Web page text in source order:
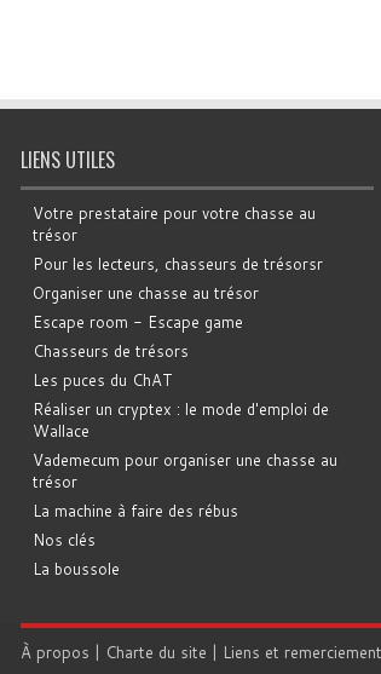
LIENS UTILES
Votre prestataire pour votre chasse au
trésor
Pour les lecteurs, chasseurs de trésorsr
Organiser une chasse au trésor
Escape room - Escape game
Chasseurs de trésors
Les puces du ChAT
Réaliser un cryptex : le mode d'emploi de
Wallace
Vademecum pour organiser une chasse au
trésor
La machine à faire des rébus
Nos clés
La boussole
À propos | Charte du site | Liens et